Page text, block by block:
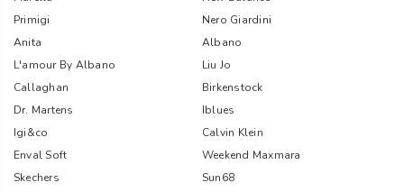
Primigi
Nero Giardini
Anita
Albano
L'amour By Albano
Liu Jo
Callaghan
Birkenstock
Dr. Martens
Iblues
Igi&co
Calvin Klein
Enval Soft
Weekend Maxmara
Skechers
Sun68